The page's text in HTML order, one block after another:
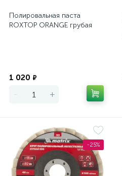
Полировальная паста
ROXTOP ORANGE грубая
1 020 ₽
- +
-25%